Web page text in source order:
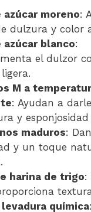
azúcar moreno:
dulzura y color
azúcar blanco:
el dulzor
M a
: Ayudan a darle
y
maduros:
y un toque
harina de trigo:
levadura química